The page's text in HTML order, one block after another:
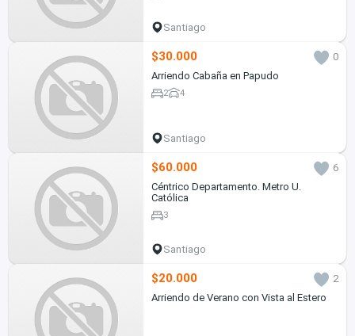
Santiago
$30.000
0
Arriendo Cabaña en Papudo
2 4
Santiago
$60.000
6
Céntrico Departamento. Metro U.
Católica
3
Santiago
$20.000
2
Arriendo de Verano con Vista al Estero